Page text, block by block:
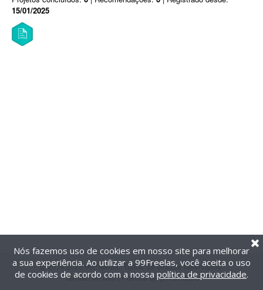
15/01/2025
@2014-2026 99Freelas. Todos os direitos reservados.
Termos de uso| Política de privacidade
Nós fazemos uso de cookies em nosso site para melhorar
a sua experiência. Ao utilizar a 99Freelas, você aceita o uso
de cookies de acordo com a nossa política de privacidade.